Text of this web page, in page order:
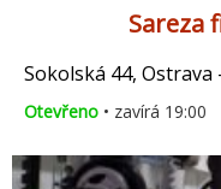
Sareza
Sokolská 44, Ostrava
Otevřeno • zavírá 19:00